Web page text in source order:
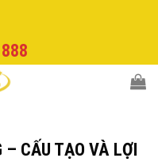
– CẤU TẠO VÀ LỢI